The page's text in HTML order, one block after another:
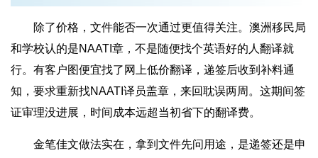
除了价格，文件能否一次通过更值得关注。澳洲移民局
和学校认的是NAATI章，不是随便找个英语好的人翻译就
行。有客户图便宜找了网上低价翻译，递签后收到补料通
知，要求重新找NAATI译员盖章，来回耽误两周。这期间签
证审理没进展，时间成本远超当初省下的翻译费。
金笔佳文做法实在，拿到文件先问用途，是递签还是申